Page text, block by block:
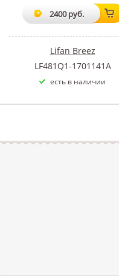
2400 руб.
Lifan Breez
LF481Q1-1701141A
есть в наличии